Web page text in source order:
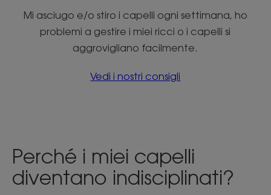
Mi asciugo e/o stiro i capelli ogni settimana, ho
problemi a gestire i miei ricci o i capelli si
aggrovigliano facilmente.
Vedi i nostri consigli
Perché i miei capelli
diventano indisciplinati?